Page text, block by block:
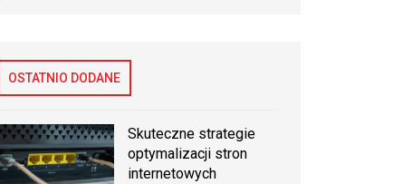
OSTATNIO DODANE
Skuteczne strategie
optymalizacji stron
internetowych